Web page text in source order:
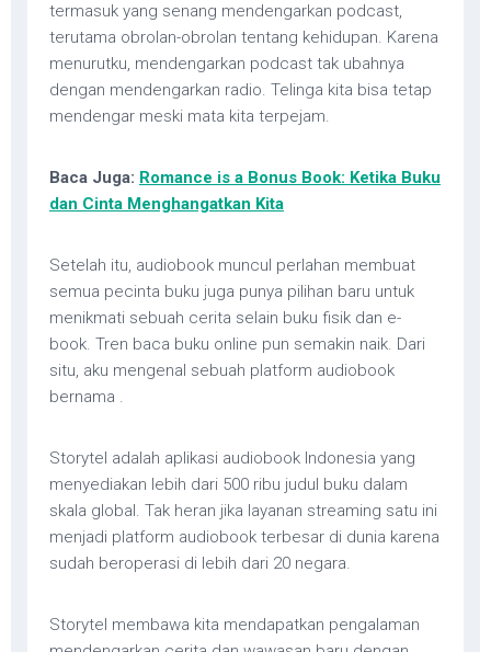
termasuk yang senang mendengarkan podcast,
terutama obrolan-obrolan tentang kehidupan. Karena
menurutku, mendengarkan podcast tak ubahnya
dengan mendengarkan radio. Telinga kita bisa tetap
mendengar meski mata kita terpejam.
Baca Juga: Romance is a Bonus Book: Ketika Buku
dan Cinta Menghangatkan Kita
Setelah itu, audiobook muncul perlahan membuat
semua pecinta buku juga punya pilihan baru untuk
menikmati sebuah cerita selain buku fisik dan e-
book. Tren baca buku online pun semakin naik. Dari
situ, aku mengenal sebuah platform audiobook
bernama .
Storytel adalah aplikasi audiobook Indonesia yang
menyediakan lebih dari 500 ribu judul buku dalam
skala global. Tak heran jika layanan streaming satu ini
menjadi platform audiobook terbesar di dunia karena
sudah beroperasi di lebih dari 20 negara.
Storytel membawa kita mendapatkan pengalaman